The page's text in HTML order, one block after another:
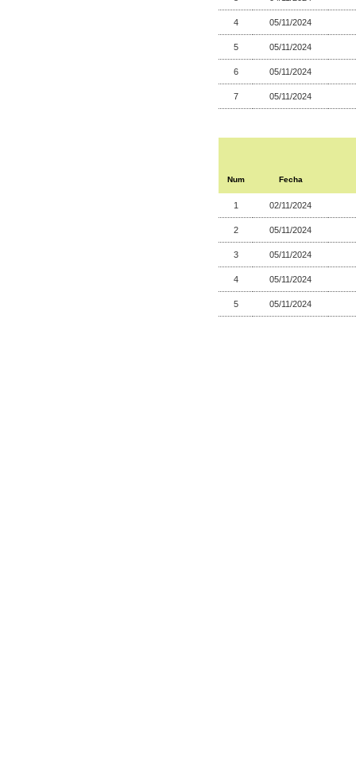
4 05/11/2024
5 05/11/2024
6 05/11/2024
7 05/11/2024
Num Fecha
1 02/11/2024
2 05/11/2024
3 05/11/2024
4 05/11/2024
5 05/11/2024